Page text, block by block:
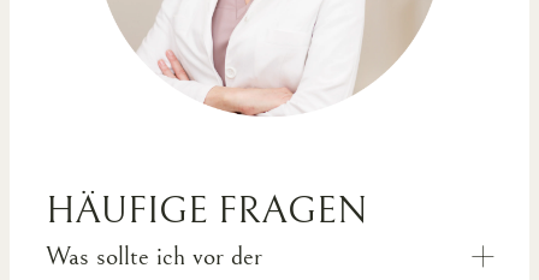
HÄUFIGE FRAGEN
Was sollte ich vor der